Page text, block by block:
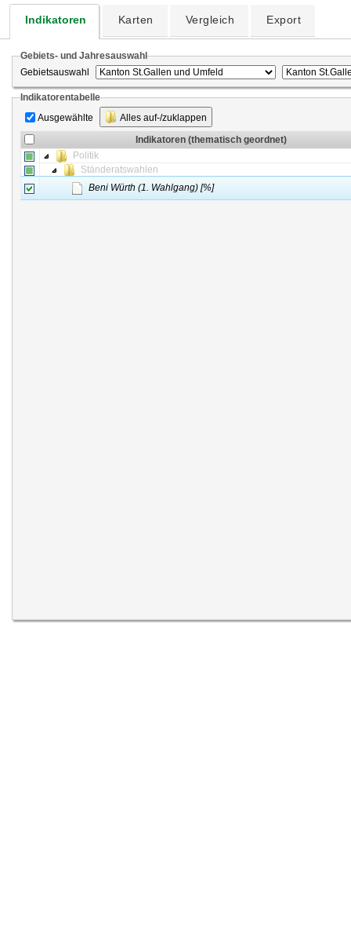
Indikatoren Karten Vergleich Export
Gebiets- und Jahresauswahl
Gebietsauswahl
Indikatorentabelle
Ausgewählte
Alles auf-/zuklappen
Indikatoren (thematisch geordnet)
Politik
Ständeratswahlen
Beni Würth (1. Wahlgang) [%]